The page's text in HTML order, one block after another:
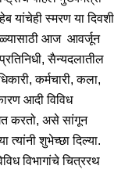
यांचेही स्मरण या दिवशी
आज आवर्जून
सैन्यदलातील
कर्मचारी, कला,
आदी विविध
करतो, असे सांगून
त्यांनी शुभेच्छा दिल्या.
विभागांचे चित्ररथ